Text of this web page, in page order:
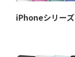
iPhoneシリーズ